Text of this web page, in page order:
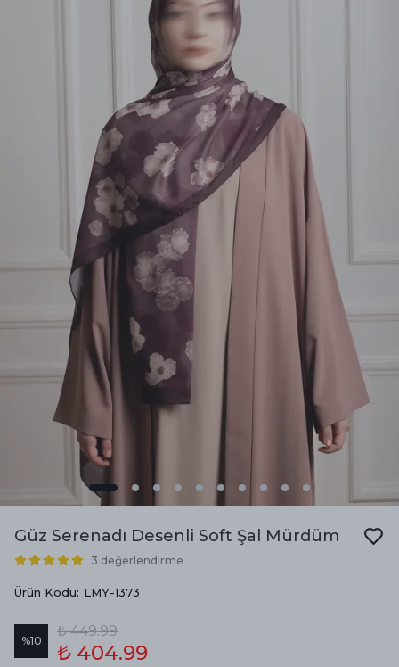
Güz Serenadı Desenli Soft Şal Mürdüm
3 değerlendirme
Ürün Kodu: LMY-1373
%10
₺ 449.99
₺ 404.99